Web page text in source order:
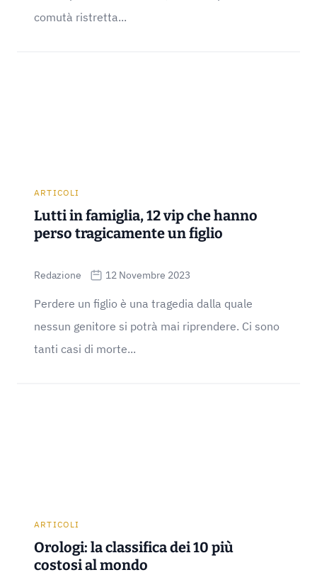
comutà ristretta...
ARTICOLI
Lutti in famiglia, 12 vip che hanno
perso tragicamente un figlio
Redazione 12 Novembre 2023
Perdere un figlio è una tragedia dalla quale
nessun genitore si potrà mai riprendere. Ci sono
tanti casi di morte...
ARTICOLI
Orologi: la classifica dei 10 più
costosi al mondo